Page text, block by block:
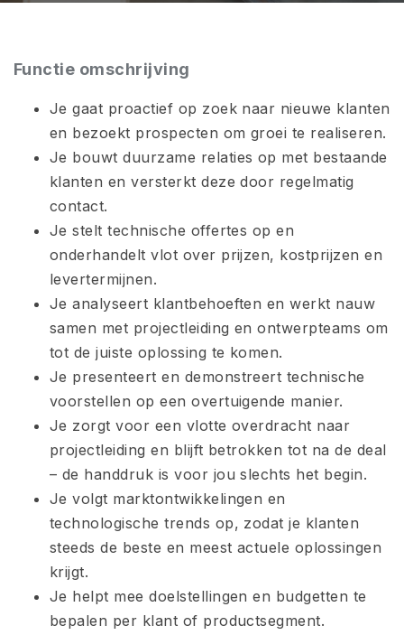
Functie omschrijving
Je gaat proactief op zoek naar nieuwe klanten
en bezoekt prospecten om groei te realiseren.
Je bouwt duurzame relaties op met bestaande
klanten en versterkt deze door regelmatig
contact.
Je stelt technische offertes op en
onderhandelt vlot over prijzen, kostprijzen en
levertermijnen.
Je analyseert klantbehoeften en werkt nauw
samen met projectleiding en ontwerpteams om
tot de juiste oplossing te komen.
Je presenteert en demonstreert technische
voorstellen op een overtuigende manier.
Je zorgt voor een vlotte overdracht naar
projectleiding en blijft betrokken tot na de deal
– de handdruk is voor jou slechts het begin.
Je volgt marktontwikkelingen en
technologische trends op, zodat je klanten
steeds de beste en meest actuele oplossingen
krijgt.
Je helpt mee doelstellingen en budgetten te
bepalen per klant of productsegment.